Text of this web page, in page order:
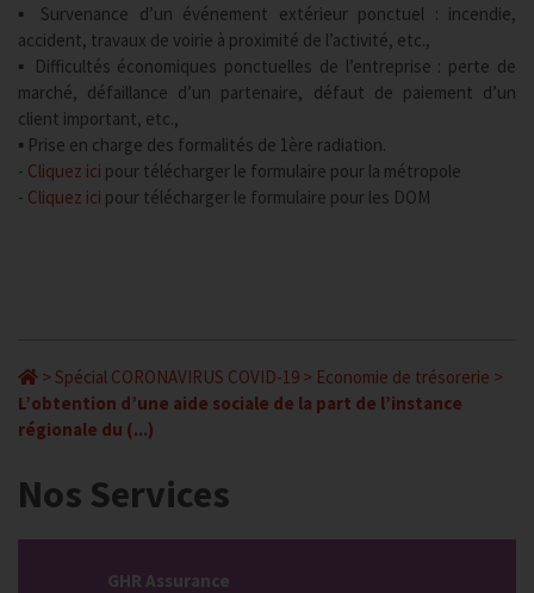
▪ Survenance d’un événement extérieur ponctuel : incendie,
accident, travaux de voirie à proximité de l’activité, etc.,
▪ Difficultés économiques ponctuelles de l’entreprise : perte de
marché, défaillance d’un partenaire, défaut de paiement d’un
client important, etc.,
▪ Prise en charge des formalités de 1ère radiation.
- Cliquez ici pour télécharger le formulaire pour la métropole
- Cliquez ici pour télécharger le formulaire pour les DOM
> Spécial CORONAVIRUS COVID-19 > Economie de trésorerie >
L’obtention d’une aide sociale de la part de l’instance
régionale du (...)
Nos Services
GHR Assurance